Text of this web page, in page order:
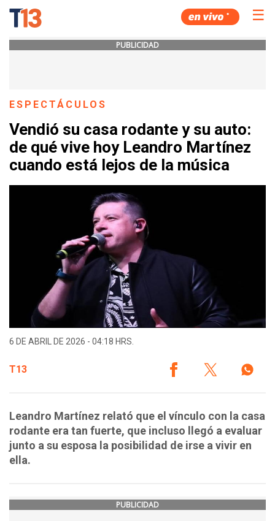
☰
PUBLICIDAD
ESPECTÁCULOS
Vendió su casa rodante y su auto:
de qué vive hoy Leandro Martínez
cuando está lejos de la música
6 DE ABRIL DE 2026 - 04:18 HRS.
T13
Leandro Martínez relató que el vínculo con la casa
rodante era tan fuerte, que incluso llegó a evaluar
junto a su esposa la posibilidad de irse a vivir en
ella.
PUBLICIDAD